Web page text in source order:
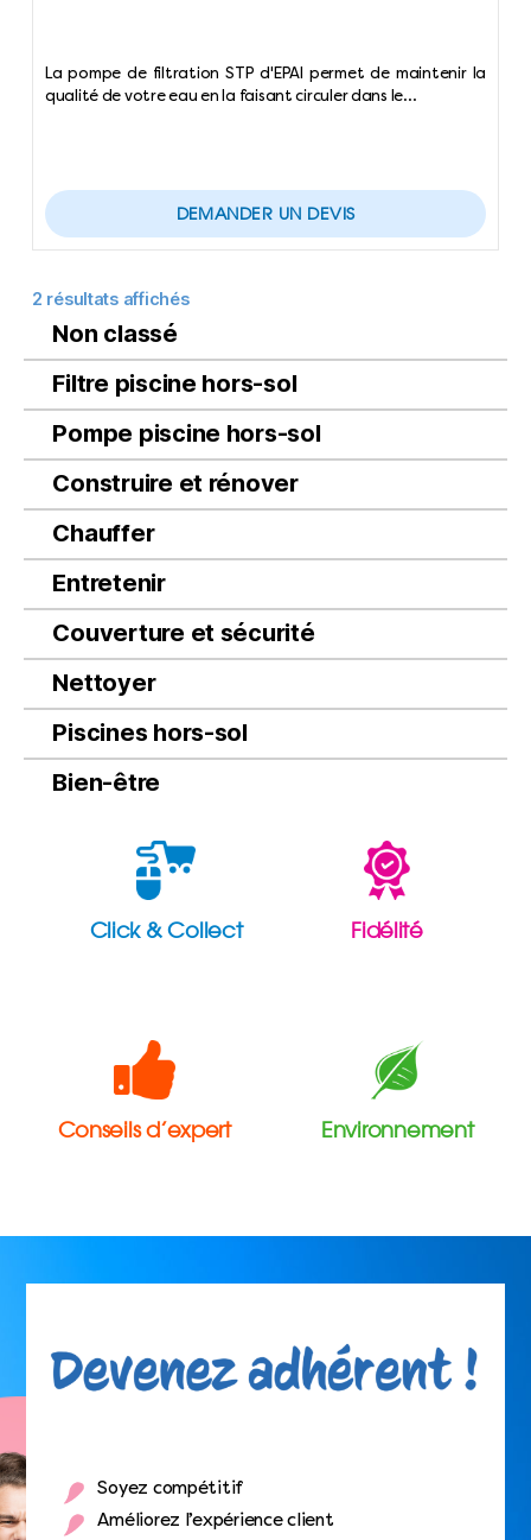
La pompe de filtration STP d'EPAI permet de maintenir la
qualité de votre eau en la faisant circuler dans le…
DEMANDER UN DEVIS
2 résultats affichés
Non classé
Filtre piscine hors-sol
Pompe piscine hors-sol
Construire et rénover
Chauffer
Entretenir
Couverture et sécurité
Nettoyer
Piscines hors-sol
Bien-être
Click & Collect
Conseils d’expert
Fidélité
Environnement
Soyez compétitif
Améliorez l’expérience client